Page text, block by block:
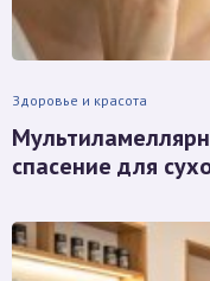
Здоровье и красота
спасение для